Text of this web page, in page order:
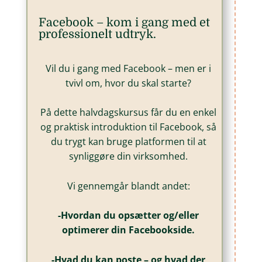
Facebook – kom i gang med et
professionelt udtryk.
Vil du i gang med Facebook – men er i
tvivl om, hvor du skal starte?
På dette halvdagskursus får du en enkel
og praktisk introduktion til Facebook, så
du trygt kan bruge platformen til at
synliggøre din virksomhed.
Vi gennemgår blandt andet:
-Hvordan du opsætter og/eller
optimerer din Facebookside.